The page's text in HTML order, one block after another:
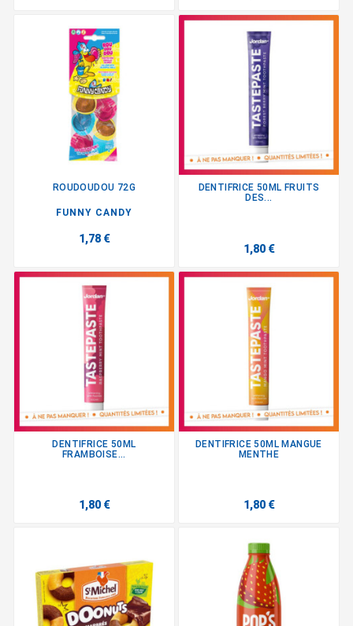
ROUDOUDOU 72G
FUNNY CANDY
1,78 €
DENTIFRICE 50ML FRUITS
DES...
1,80 €
DENTIFRICE 50ML
FRAMBOISE...
1,80 €
DENTIFRICE 50ML MANGUE
MENTHE
1,80 €